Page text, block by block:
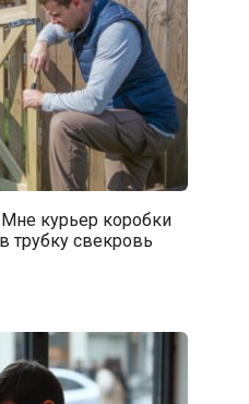
курьер коробки
трубку свекровь